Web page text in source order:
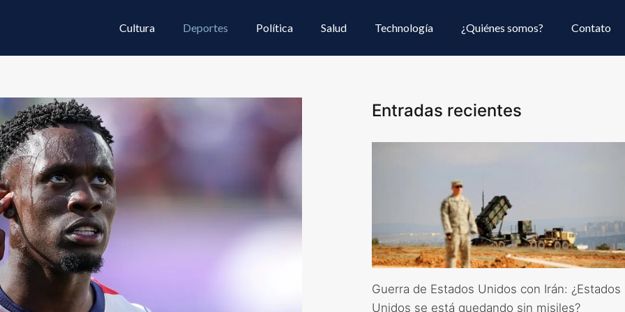
Cultura Deportes Política Salud Technología ¿Quiénes somos? Contato
Entradas recientes
Guerra de Estados Unidos con Irán: ¿Estados
Unidos se está quedando sin misiles?